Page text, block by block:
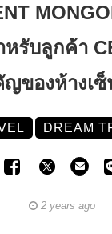
หรับลูกค้า
ญของห้างเ
DREAM
2 years ago